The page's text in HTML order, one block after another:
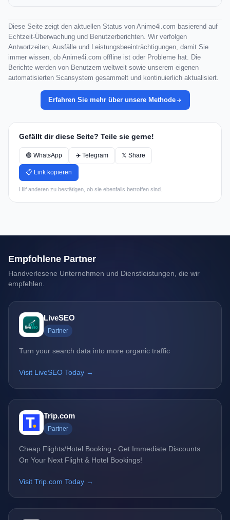
Diese Seite zeigt den aktuellen Status von Anime4i.com basierend auf
Echtzeit-Überwachung und Benutzerberichten. Wir verfolgen
Antwortzeiten, Ausfälle und Leistungsbeeinträchtigungen, damit Sie
immer wissen, ob Anime4i.com offline ist oder Probleme hat. Die
Berichte werden von Benutzern weltweit sowie unserem eigenen
automatisierten Scansystem gesammelt und kontinuierlich aktualisiert.
Erfahren Sie mehr über unsere Methode
Gefällt dir diese Seite? Teile sie gerne!
🟢 WhatsApp ✈️ Telegram 𝕏 Share
📋 Link kopieren
Hilf anderen zu bestätigen, ob sie ebenfalls betroffen sind.
Empfohlene Partner
Handverlesene Unternehmen und Dienstleistungen, die wir
empfehlen.
LiveSEO
Partner
Turn your search data into more organic traffic
Visit LiveSEO Today →
Trip.com
Partner
Cheap Flights/Hotel Booking - Get Immediate Discounts
On Your Next Flight & Hotel Bookings!
Visit Trip.com Today →